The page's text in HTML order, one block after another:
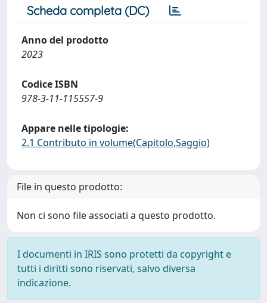
Scheda completa (DC)
Anno del prodotto
2023
Codice ISBN
978-3-11-115557-9
Appare nelle tipologie:
2.1 Contributo in volume(Capitolo,Saggio)
File in questo prodotto:
Non ci sono file associati a questo prodotto.
I documenti in IRIS sono protetti da copyright e
tutti i diritti sono riservati, salvo diversa
indicazione.